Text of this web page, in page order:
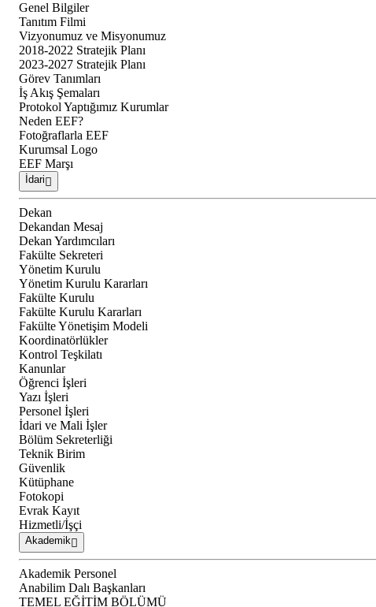
Genel Bilgiler
Tanıtım Filmi
Vizyonumuz ve Misyonumuz
2018-2022 Stratejik Planı
2023-2027 Stratejik Planı
Görev Tanımları
İş Akış Şemaları
Protokol Yaptığımız Kurumlar
Neden EEF?
Fotoğraflarla EEF
Kurumsal Logo
EEF Marşı
İdari
Dekan
Dekandan Mesaj
Dekan Yardımcıları
Fakülte Sekreteri
Yönetim Kurulu
Yönetim Kurulu Kararları
Fakülte Kurulu
Fakülte Kurulu Kararları
Fakülte Yönetişim Modeli
Koordinatörlükler
Kontrol Teşkilatı
Kanunlar
Öğrenci İşleri
Yazı İşleri
Personel İşleri
İdari ve Mali İşler
Bölüm Sekreterliği
Teknik Birim
Güvenlik
Kütüphane
Fotokopi
Evrak Kayıt
Hizmetli/İşçi
Akademik
Akademik Personel
Anabilim Dalı Başkanları
TEMEL EĞİTİM BÖLÜMÜ